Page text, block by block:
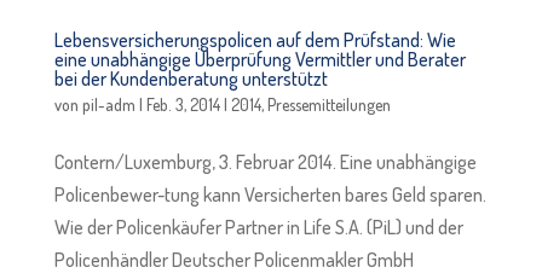
Lebensversicherungspolicen auf dem Prüfstand: Wie
eine unabhängige Überprüfung Vermittler und Berater
bei der Kundenberatung unterstützt
von pil-adm | Feb. 3, 2014| 2014,Pressemitteilungen
Contern/Luxemburg, 3. Februar 2014. Eine unabhängige
Policenbewer-tung kann Versicherten bares Geld sparen.
Wie der Policenkäufer Partner in Life S.A. (PiL) und der
Policenhändler Deutscher Policenmakler GmbH